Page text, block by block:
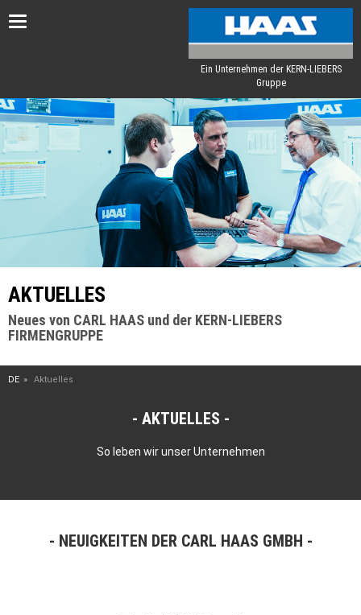
Toggle
Ein Unternehmen der KERN-LIEBERS
Gruppe
AKTUELLES
Neues von CARL HAAS und der KERN-LIEBERS
FIRMENGRUPPE
DE Aktuelles
AKTUELLES
So leben wir unser Unternehmen
NEUIGKEITEN DER CARL HAAS GMBH